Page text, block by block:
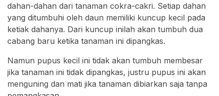
dahan-dahan dari tanaman cokra-cakri. Setiap dahan
yang ditumbuhi oleh daun memiliki kuncup kecil pada
ketiak dahanya. Dari kuncup inilah akan tumbuh dua
cabang baru ketika tanaman ini dipangkas.
Namun pupus kecil ini tidak akan tumbuh membesar
jika tanaman ini tidak dipangkas, justru pupus ini akan
menguning dan mati jika tanaman dibiarkan saja tanpa